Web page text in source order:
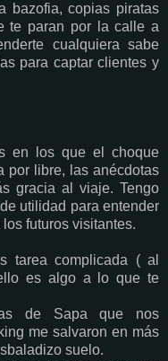
bazofia, copias piratas
te paran por la calle a
cualquiera sabe
para captar clientes y
en los que el choque
por libre, las anécdotas
gracia al viaje. Tengo
utilidad para entender
futuros visitantes.
tarea complicada ( al
es algo a lo que te
de Sapa que nos
me salvaron en más
suelo.